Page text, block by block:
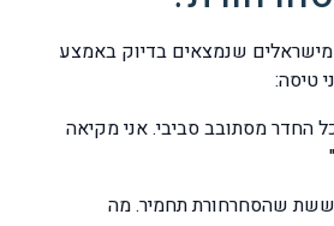
שנמצאים בדיוק באמצע
טיסה:
החדר מסתובב סביבי. אני מקיאה
שהסחרחורת תחמיר. מה